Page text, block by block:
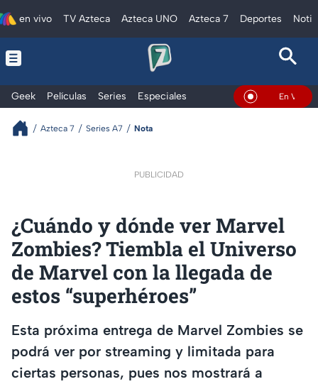
en vivo TV Azteca Azteca UNO Azteca 7 Deportes
Geek Películas Series Especiales En Vivo
Azteca 7 Series A7 Nota
PUBLICIDAD
¿Cuándo y dónde ver Marvel
Zombies? Tiembla el Universo
de Marvel con la llegada de
estos “superhéroes”
Esta próxima entrega de Marvel Zombies se
podrá ver por streaming y limitada para
ciertas personas, pues nos mostrará a